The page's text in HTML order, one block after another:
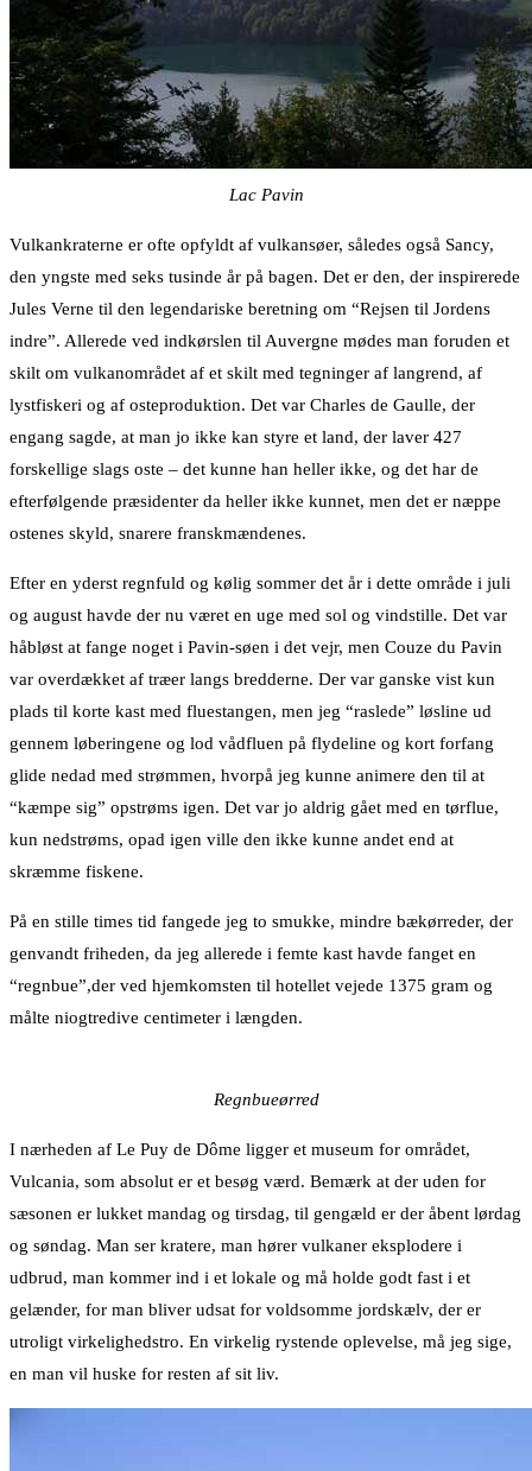
Lac Pavin
Vulkankraterne er ofte opfyldt af vulkansøer, således også Sancy,
den yngste med seks tusinde år på bagen. Det er den, der inspirerede
Jules Verne til den legendariske beretning om “Rejsen til Jordens
indre”. Allerede ved indkørslen til Auvergne mødes man foruden et
skilt om vulkanområdet af et skilt med tegninger af langrend, af
lystfiskeri og af osteproduktion. Det var Charles de Gaulle, der
engang sagde, at man jo ikke kan styre et land, der laver 427
forskellige slags oste – det kunne han heller ikke, og det har de
efterfølgende præsidenter da heller ikke kunnet, men det er næppe
ostenes skyld, snarere franskmændenes.
Efter en yderst regnfuld og kølig sommer det år i dette område i juli
og august havde der nu været en uge med sol og vindstille. Det var
håbløst at fange noget i Pavin-søen i det vejr, men Couze du Pavin
var overdækket af træer langs bredderne. Der var ganske vist kun
plads til korte kast med fluestangen, men jeg “raslede” løsline ud
gennem løberingene og lod vådfluen på flydeline og kort forfang
glide nedad med strømmen, hvorpå jeg kunne animere den til at
“kæmpe sig” opstrøms igen. Det var jo aldrig gået med en tørflue,
kun nedstrøms, opad igen ville den ikke kunne andet end at
skræmme fiskene.
På en stille times tid fangede jeg to smukke, mindre bækørreder, der
genvandt friheden, da jeg allerede i femte kast havde fanget en
“regnbue”,der ved hjemkomsten til hotellet vejede 1375 gram og
målte niogtredive centimeter i længden.
Regnbueørred
I nærheden af Le Puy de Dôme ligger et museum for området,
Vulcania, som absolut er et besøg værd. Bemærk at der uden for
sæsonen er lukket mandag og tirsdag, til gengæld er der åbent lørdag
og søndag. Man ser kratere, man hører vulkaner eksplodere i
udbrud, man kommer ind i et lokale og må holde godt fast i et
gelænder, for man bliver udsat for voldsomme jordskælv, der er
utroligt virkelighedstro. En virkelig rystende oplevelse, må jeg sige,
en man vil huske for resten af sit liv.